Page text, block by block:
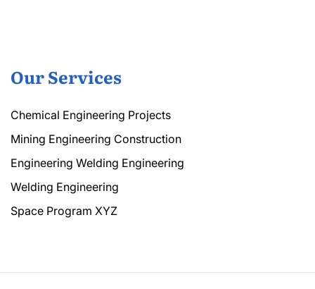
Our Services
Chemical Engineering Projects
Mining Engineering Construction
Engineering Welding Engineering
Welding Engineering
Space Program XYZ